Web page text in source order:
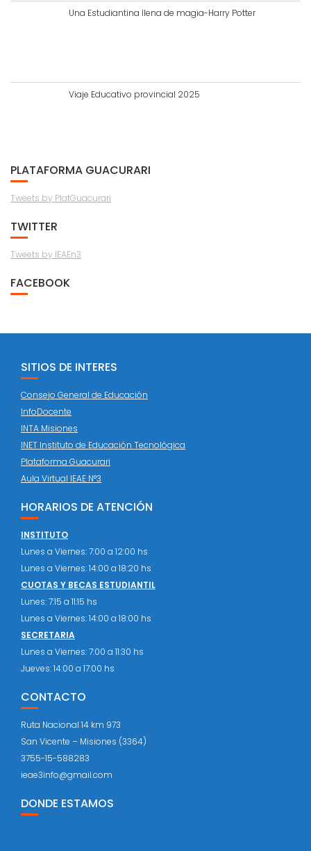
Una Estudiantina llena de magia-Harry Potter
Viaje Educativo provincial 2025
PLATAFORMA GUACURARI
Tweets by PlatGuacurari
TWITTER
Tweets by IEAEn3
FACEBOOK
SITIOS DE INTERES
Consejo General de Educación
InfoDocente
INTA Misiones
INET Instituto de Educación Tecnológica
Plataforma Guacurari
Aula Virtual IEAE N°3
HORARIOS DE ATENCIÓN
INSTITUTO
Lunes a Viernes: 7:00 a 12:00 hs
Lunes a Viernes: 14:00 a 18:20 hs
CUOTAS Y BECAS ESTUDIANTIL
Lunes: 7:15 a 11:15 hs
Lunes a Viernes: 14:00 a 18:00 hs
SECRETARIA
Lunes a Viernes: 7:00 a 11:30 hs
Jueves: 14:00 a 17:00 hs
CONTACTO
Ruta Nacional 14 km 973
San Vicente – Misiones (3364)
3755-15-588283
ieae3info@gmail.com
DONDE ESTAMOS